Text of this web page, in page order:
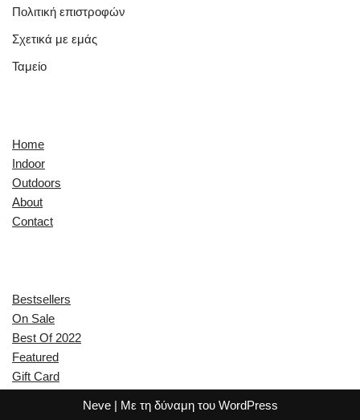
Πολιτική επιστροφών
Σχετικά με εμάς
Ταμείο
Home
Indoor
Outdoors
About
Contact
Bestsellers
On Sale
Best Of 2022
Featured
Gift Card
Neve| Με τη δύναμη του WordPress